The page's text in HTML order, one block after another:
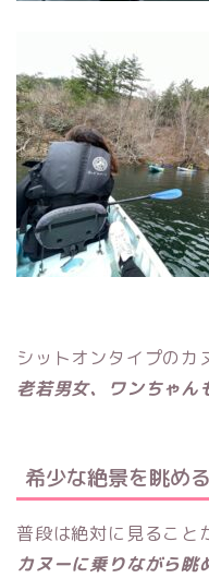
シットオンタイプのカ
老若男女、ワンちゃん
希少な絶景を眺め
普段は絶対に見ること
カヌーに乗りながら眺